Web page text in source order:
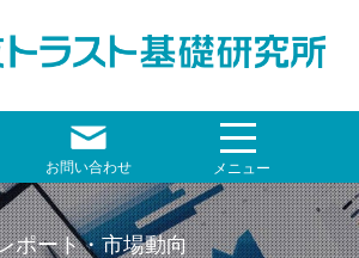
お問い合わせ メニュー
ポート・市場動向